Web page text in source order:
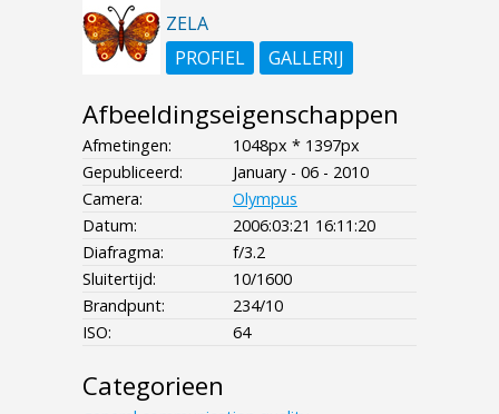
ZELA
PROFIEL
GALLERIJ
Afbeeldingseigenschappen
Afmetingen:
1048px * 1397px
Gepubliceerd:
January - 06 - 2010
Camera:
Olympus
Datum:
2006:03:21 16:11:20
Diafragma:
f/3.2
Sluitertijd:
10/1600
Brandpunt:
234/10
ISO:
64
Categorieen